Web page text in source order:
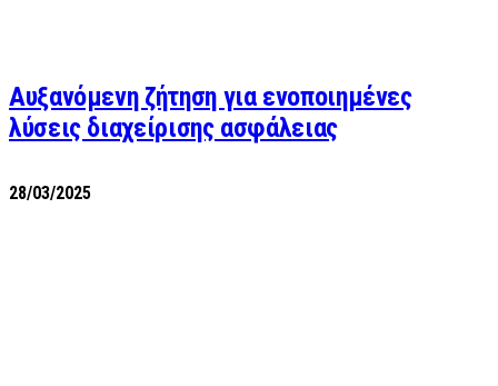
Αυξανόμενη ζήτηση για ενοποιημένες
λύσεις διαχείρισης ασφάλειας
28/03/2025